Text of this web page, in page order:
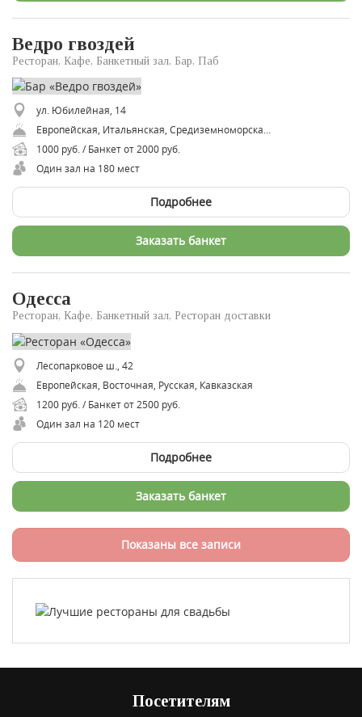
Ведро гвоздей
Ресторан, Кафе, Банкетный зал, Бар, Паб
ул. Юбилейная, 14
Европейская, Итальянская, Средиземноморская, Кавказская, Японская
1000 руб. / Банкет от 2000 руб.
Один зал на 180 мест
Подробнее
Заказать банкет
Одесса
Ресторан, Кафе, Банкетный зал, Ресторан доставки
Лесопарковое ш., 42
Европейская, Восточная, Русская, Кавказская
1200 руб. / Банкет от 2500 руб.
Один зал на 120 мест
Подробнее
Заказать банкет
Показаны все записи
Посетителям